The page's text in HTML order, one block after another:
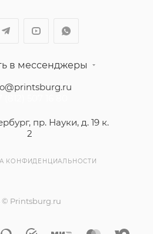
в мессенджеры
пр. Науки, д. 19 к.
2
КОНФИДЕНЦИАЛЬНОСТИ
© Printsburg.ru